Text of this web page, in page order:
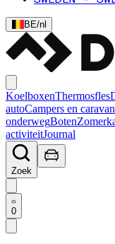
BE/nl
KoelboxenThermosfles
autoCampers en
onderwegBoten
activiteitJournal
Zoek
0